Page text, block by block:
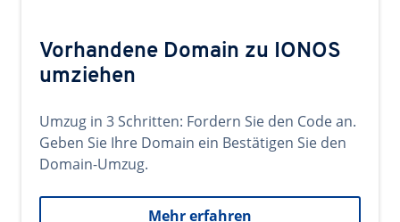
Vorhandene Domain zu IONOS
umziehen
Umzug in 3 Schritten: Fordern Sie den Code an.
Geben Sie Ihre Domain ein Bestätigen Sie den
Domain-Umzug.
Mehr erfahren